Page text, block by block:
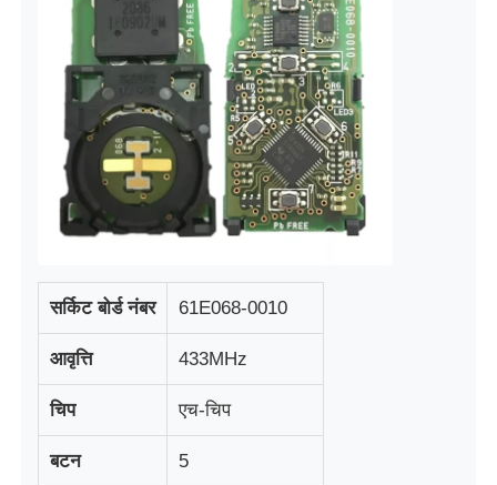
सर्किट बोर्ड नंबर 61E068-0010
आवृत्ति 433MHz
चिप एच-चिप
बटन 5